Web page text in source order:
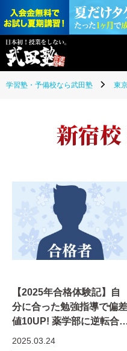
学習塾・予備校なら武田塾 東
新宿
【2025年合格体験記】自
分に合った勉強指導で偏差
値10UP! 薬学部に逆転合
格！
2025.03.24